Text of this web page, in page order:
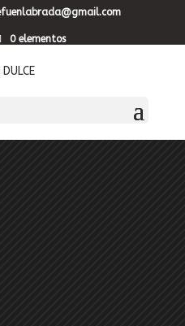
0 elementos